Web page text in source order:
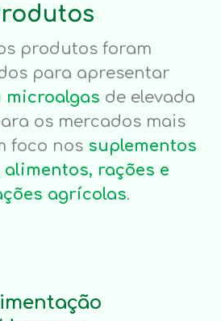
produtos foram
para apresentar
microalgas de elevada
os mercados mais
foco nos suplementos
rações e
agrícolas.